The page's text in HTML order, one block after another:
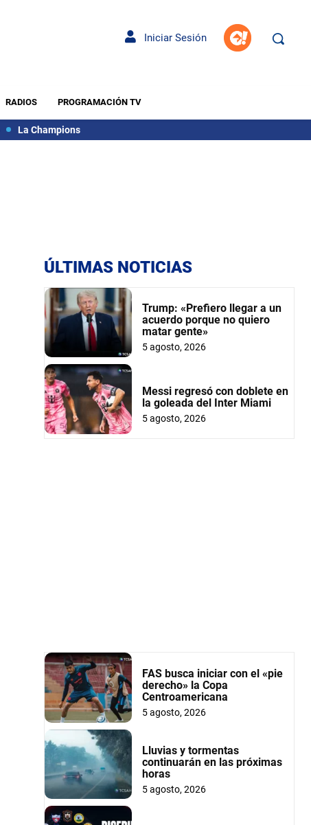
Iniciar Sesión
RADIOS PROGRAMACIÓN TV
La Champions
ÚLTIMAS NOTICIAS
Trump: «Prefiero llegar a un
acuerdo porque no quiero
matar gente»
5 agosto, 2026
Messi regresó con doblete en
la goleada del Inter Miami
5 agosto, 2026
FAS busca iniciar con el «pie
derecho» la Copa
Centroamericana
5 agosto, 2026
Lluvias y tormentas
continuarán en las próximas
horas
5 agosto, 2026